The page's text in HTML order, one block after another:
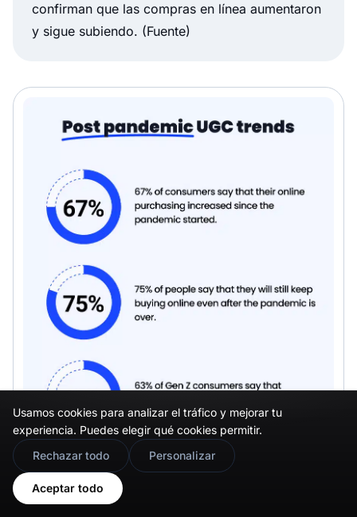
confirman que las compras en línea aumentaron
y sigue subiendo. (Fuente)
Usamos cookies para analizar el tráfico y mejorar tu
experiencia. Puedes elegir qué cookies permitir.
Rechazar todo
Personalizar
Aceptar todo
🇬🇧 Would you prefer this site in English?
View in English